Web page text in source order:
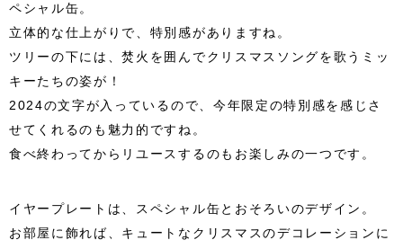
ペシャル缶。
立体的な仕上がりで、特別感がありますね。
ツリーの下には、焚火を囲んでクリスマスソングを歌うミッ
キーたちの姿が！
2024の文字が入っているので、今年限定の特別感を感じさ
せてくれるのも魅力的ですね。
食べ終わってからリユースするのもお楽しみの一つです。
イヤープレートは、スペシャル缶とおそろいのデザイン。
お部屋に飾れば、キュートなクリスマスのデコレーションに